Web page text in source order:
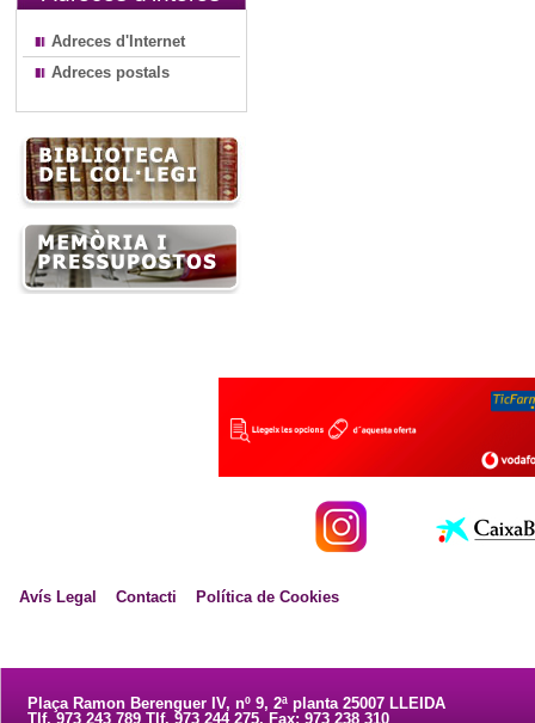
Adreces d'Internet
Adreces postals
Avís Legal Contacti Política de Cookies
Plaça Ramon Berenguer IV, nº 9, 2ª planta 25007 LLEIDA
Tlf. 973 243 789 Tlf. 973 244 275. Fax: 973 238 310